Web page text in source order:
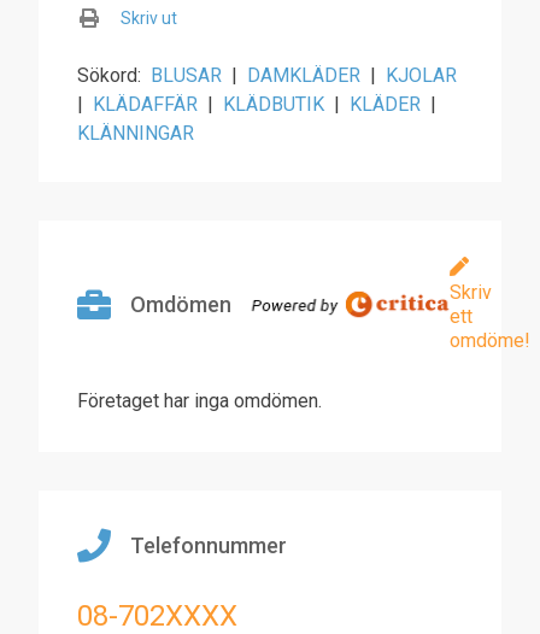
Skriv ut
Sökord: BLUSAR | DAMKLÄDER | KJOLAR
| KLÄDAFFÄR | KLÄDBUTIK | KLÄDER |
KLÄNNINGAR
Omdömen
Skriv
ett
omdöme!
Företaget har inga omdömen.
Telefonnummer
08-702XXXX